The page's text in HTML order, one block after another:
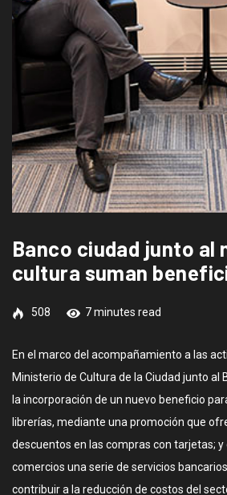
Banco ciudad junto al
cultura suman
508 7 minutes read
En el marco del acompañamiento a las
Ministerio de Cultura de la Ciudad junto al
la incorporación de un nuevo beneficio
librerías, mediante una promoción que
descuentos en las compras con tarjetas;
comercios una serie de servicios
contribuir a la reducción de costos del